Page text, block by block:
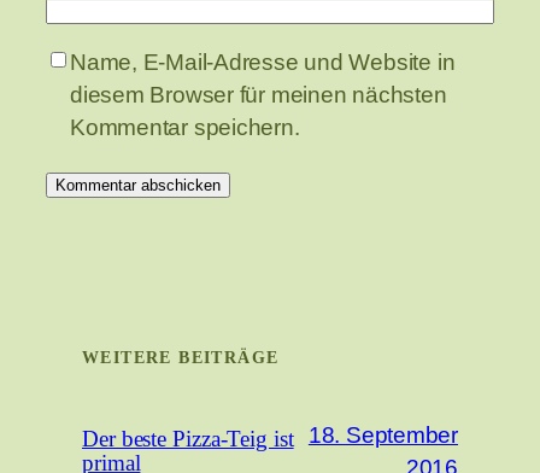
Name, E-Mail-Adresse und Website in
diesem Browser für meinen nächsten
Kommentar speichern.
WEITERE BEITRÄGE
Der beste Pizza-Teig ist
primal
18. September
2016